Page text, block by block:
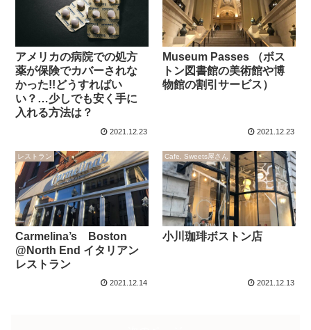
アメリカの病院での処方
薬が保険でカバーされな
かった!!どうすればい
い？…少しでも安く手に
入れる方法は？
2021.12.23
Museum Passes （ボス
トン図書館の美術館や博
物館の割引サービス）
2021.12.23
レストラン
Carmelina’s Boston
@North End イタリアン
レストラン
2021.12.14
Cafe, Sweets屋さん
小川珈琲ボストン店
2021.12.13